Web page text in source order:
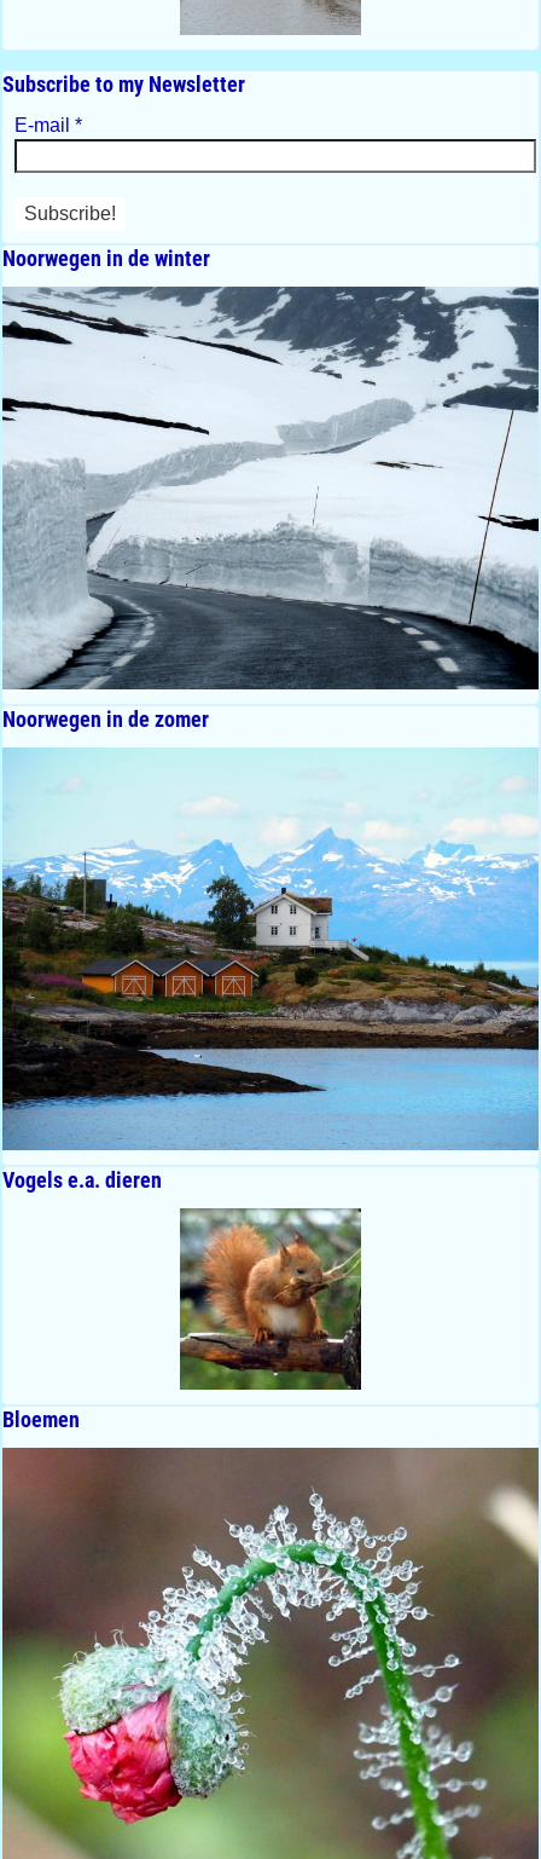
Subscribe to my Newsletter
E-mail *
Noorwegen in de winter
Noorwegen in de zomer
Vogels e.a. dieren
Bloemen